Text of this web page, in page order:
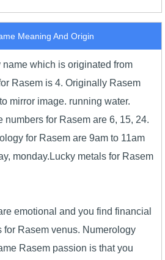
Meaning And Origin
which is originated from
Rasem is 4. Originally Rasem
mirror image. running water.
numbers for Rasem are 6, 15, 24.
for Rasem are 9am to 11am
monday.Lucky metals for Rasem
emotional and you find financial
for Rasem venus. Numerology
Rasem passion is that you